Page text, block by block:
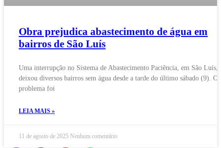
Obra prejudica abastecimento de água em
bairros de São Luís
Uma interrupção no Sistema de Abastecimento Paciência, em São Luís,
deixou diversos bairros sem água desde a tarde do último sábado (9). O
problema foi
LEIA MAIS »
11 de agosto de 2025 Nenhum comentário